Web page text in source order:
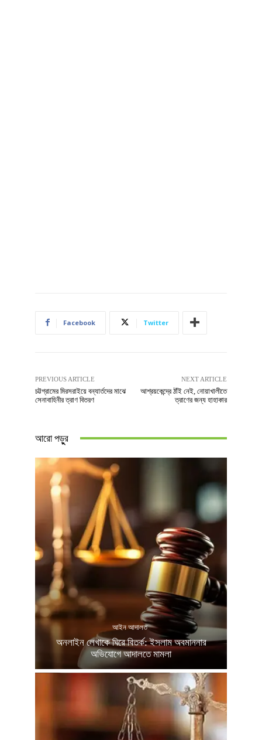
Facebook Twitter
PREVIOUS ARTICLE
চট্টগ্রামের মিরসরাইয়ে বন্যার্তদের মাঝে
সেনাবাহিনীর ত্রাণ বিতরণ
NEXT ARTICLE
আশ্রয়কেন্দ্রে ঠাঁই নেই, নোয়াখালীতে
ত্রাণের জন্য হাহাকার
আরো পড়ুুর
আইন আদালত
অনলাইন লেখাকে ঘিরে বিতর্ক: ইসলাম অবমাননার
অভিযোগে আদালতে মামলা